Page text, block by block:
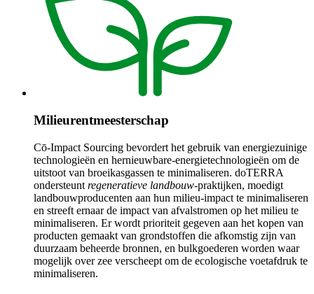
Milieurentmeesterschap
Cō-Impact Sourcing bevordert het gebruik van energiezuinige
technologieën en hernieuwbare-energietechnologieën om de
uitstoot van broeikasgassen te minimaliseren. doTERRA
ondersteunt regeneratieve landbouw-praktijken, moedigt
landbouwproducenten aan hun milieu-impact te minimaliseren
en streeft ernaar de impact van afvalstromen op het milieu te
minimaliseren. Er wordt prioriteit gegeven aan het kopen van
producten gemaakt van grondstoffen die afkomstig zijn van
duurzaam beheerde bronnen, en bulkgoederen worden waar
mogelijk over zee verscheept om de ecologische voetafdruk te
minimaliseren.